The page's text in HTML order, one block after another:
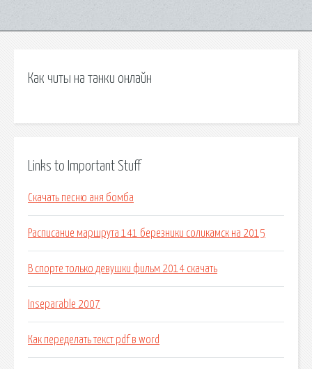
Как читы на танки онлайн
Links to Important Stuff
Скачать песню аня бомба
Расписание маршрута 141 березники соликамск на 2015
В спорте только девушки фильм 2014 скачать
Inseparable 2007
Как переделать текст pdf в word